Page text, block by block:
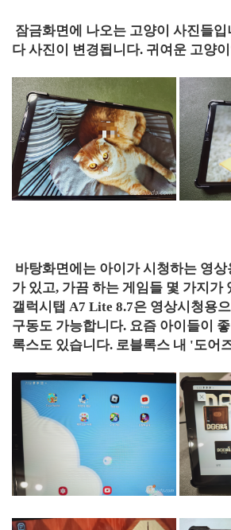
잠금화면에 나오는 고양이 사진들
다 사진이 변경됩니다. 귀여운 고양
바탕화면에는 아이가 시청하는 영
가 있고, 가끔 하는 게임들 몇 가지가
갤럭시탭 A7 Lite 8.7은 영상시청용
구동도 가능합니다. 요즘 아이들이
록스도 있습니다. 로블록스 내 '도어